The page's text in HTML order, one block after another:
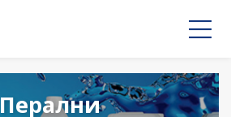
Перални